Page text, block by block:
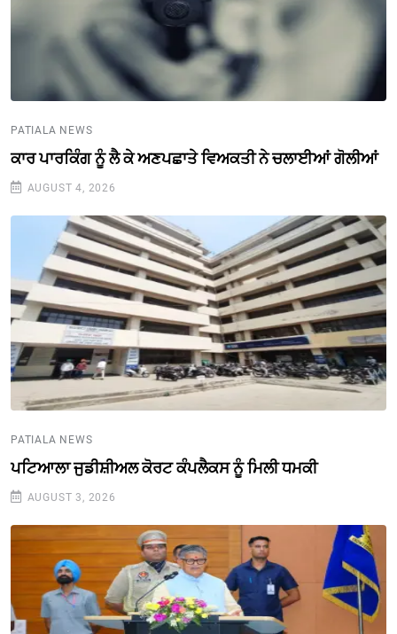
PATIALA NEWS
ਕਾਰ ਪਾਰਕਿੰਗ ਨੂੰ ਲੈ ਕੇ ਅਣਪਛਾਤੇ ਵਿਅਕਤੀ ਨੇ ਚਲਾਈਆਂ ਗੋਲੀਆਂ
AUGUST 4, 2026
PATIALA NEWS
ਪਟਿਆਲਾ ਜੁਡੀਸ਼ੀਅਲ ਕੋਰਟ ਕੰਪਲੈਕਸ ਨੂੰ ਮਿਲੀ ਧਮਕੀ
AUGUST 3, 2026